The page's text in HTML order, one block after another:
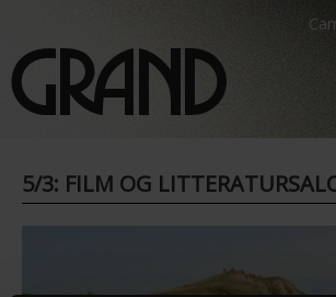
5/3: FILM OG